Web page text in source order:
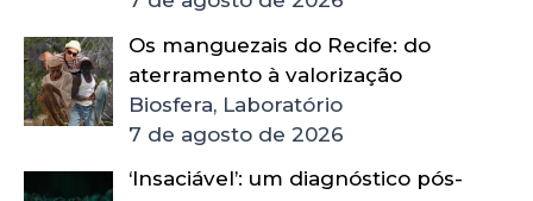
Os manguezais do Recife: do
aterramento à valorização
Biosfera, Laboratório
7 de agosto de 2026
‘Insaciável’: um diagnóstico pós-